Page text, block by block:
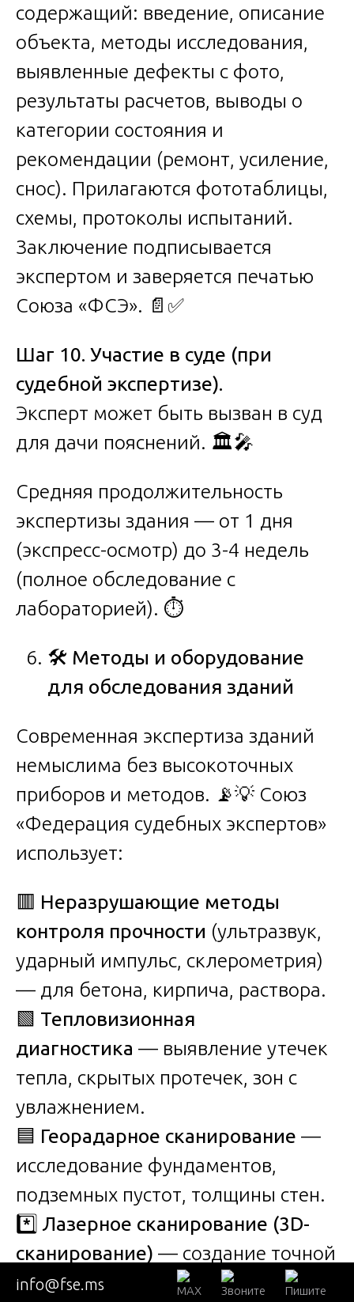
содержащий: введение, описание
объекта, методы исследования,
выявленные дефекты с фото,
результаты расчетов, выводы о
категории состояния и
рекомендации (ремонт, усиление,
снос). Прилагаются фототаблицы,
схемы, протоколы испытаний.
Заключение подписывается
экспертом и заверяется печатью
Союза «ФСЭ». 📄✅
Шаг 10. Участие в суде (при
судебной экспертизе).
Эксперт может быть вызван в суд
для дачи пояснений. 🏛️🎤
Средняя продолжительность
экспертизы здания — от 1 дня
(экспресс-осмотр) до 3-4 недель
(полное обследование с
лабораторией). ⏱️
🛠️ Методы и оборудование
для обследования зданий
Современная экспертиза зданий
немыслима без высокоточных
приборов и методов. 📡💡 Союз
«Федерация судебных экспертов»
использует:
🟥 Неразрушающие методы
контроля прочности (ультразвук,
ударный импульс, склерометрия)
— для бетона, кирпича, раствора.
🟩 Тепловизионная
диагностика — выявление утечек
тепла, скрытых протечек, зон с
увлажнением.
🟦 Георадарное сканирование —
исследование фундаментов,
подземных пустот, толщины стен.
*️⃣Лазерное сканирование (3D-
сканирование) — создание точной
цифровой модели здания,
info@fse.ms